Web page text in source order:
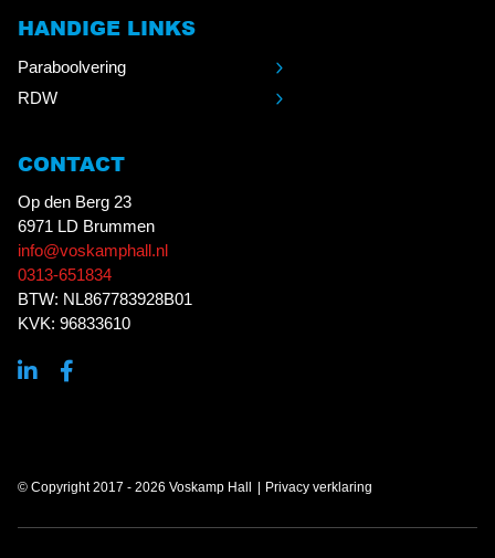
HANDIGE LINKS
Paraboolvering
RDW
CONTACT
Op den Berg 23
6971 LD Brummen
info@voskamphall.nl
0313-651834
BTW: NL867783928B01
KVK: 96833610
© Copyright 2017 - 2026 Voskamp Hall Privacy verklaring